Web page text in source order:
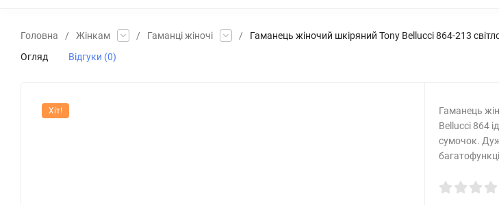
Головна / Жінкам / Гаманці жіночі /
Гаманець жіночий шкіряний Tony Bellucci 864-213
Огляд
Відгуки (0)
Хіт!
Гаманець
Bellucci 864
сумочок.